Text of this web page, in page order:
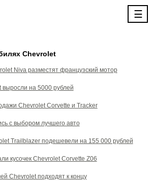
☰
Chevrolet
Niva разместят французский мотор
на 5000 рублей
Chevrolet Corvette и Tracker
с выбором лучшего авто
Trailblazer подешевели на 155 000 рублей
кусочек Chevrolet Corvette Z06
Chevrolet подходят к концу